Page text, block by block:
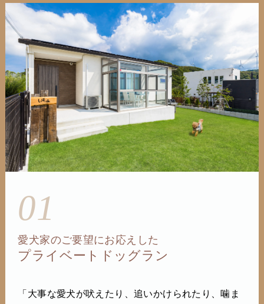
01
愛犬家のご要望にお応えした
プライベートドッグラン
「大事な愛犬が吠えたり、追いかけられたり、噛ま